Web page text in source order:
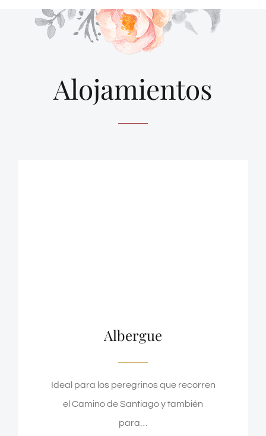
Alojamientos
Albergue
Ideal para los peregrinos que recorren
el Camino de Santiago y también
para…